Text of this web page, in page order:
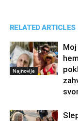
RELATED ARTICLES
Najnovije